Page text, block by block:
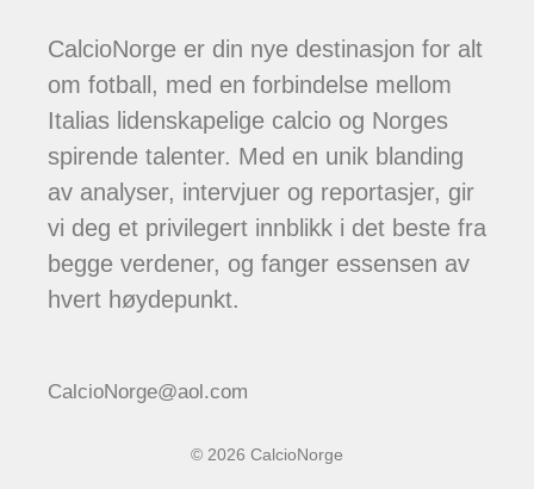
CalcioNorge er din nye destinasjon for alt
om fotball, med en forbindelse mellom
Italias lidenskapelige calcio og Norges
spirende talenter. Med en unik blanding
av analyser, intervjuer og reportasjer, gir
vi deg et privilegert innblikk i det beste fra
begge verdener, og fanger essensen av
hvert høydepunkt.
CalcioNorge@aol.com
© 2026 CalcioNorge